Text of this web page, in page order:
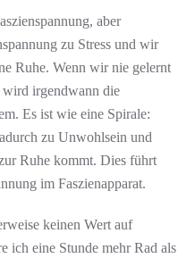
aber
zu Stress und wir
Ruhe. Wenn wir nie gelernt
wird irgendwann die
Es ist wie eine Spirale:
zu Unwohlsein und
Ruhe kommt. Dies führt
im Faszienapparat.
keinen Wert auf
ich eine Stunde mehr Rad als